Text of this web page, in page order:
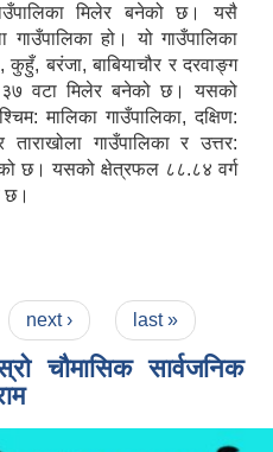
मिलेर बनेको छ। यसै
गाउँपालिका हो। यो गाउँपालिका
बरंजा, बाबियाचौर र दरवाङ्ग
३७ वटा मिलेर बनेको छ। यसको
मालिका गाउँपालिका, दक्षिण:
गाउँपालिका र उत्तर:
छ। यसको क्षेत्रफल ८८.८४ वर्ग
छ।
next › last »
चौमासिक सार्वजनिक